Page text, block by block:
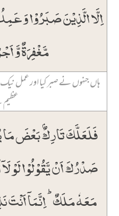
اِلَّا الَّذِیۡنَ صَبَرُوۡا وَ
مَّغۡفِرَۃٌ وَّ
ہاں جنہوں نے صبر کیا اور عمل
فَلَعَلَّکَ تَارِکٌۢ بَعۡضَ
صَدۡرُکَ اَنۡ یَّقُوۡلُوۡا لَوۡ
مَعَہٗ مَلَکٌ ؕ اِنَّمَاۤ اَنۡتَ